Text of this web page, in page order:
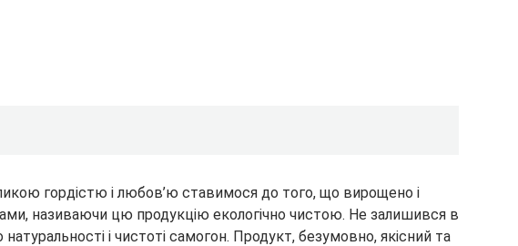
гордістю і любов’ю ставимося до того, що вирощено і
називаючи цю продукцію екологічно чистою. Не залишився в
натуральності і чистоті самогон. Продукт, безумовно, якісний та